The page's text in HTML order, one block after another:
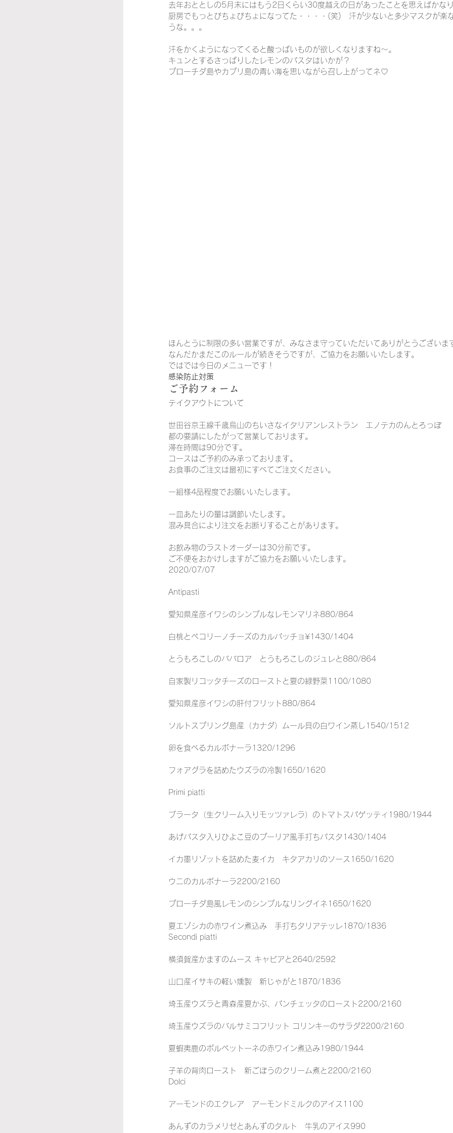
去年おととしの5月末にはもう2日くらい30度越えの日があったことを思えばかな
厨房でもっとびちょびちょになってた・・・・(笑)　汗が少ないと多少マスクが楽
うな。。。
汗をかくようになってくると酸っぱいものが欲しくなりますね～。
キュンとするさっぱりしたレモンのパスタはいかが？
プローチダ島やカプリ島の青い海を思いながら召し上がってネ♡
ほんとうに制限の多い営業ですが、みなさま守っていただいてありがとうございま
なんだかまだこのルールが続きそうですが、ご協力をお願いいたします。
ではでは今日のメニューです！
感染防止対策
ご予約フォーム
テイクアウトについて
世田谷京王線千歳烏山のちいさなイタリアンレストラン　エノテカのんとろっぽ
都の要請にしたがって営業しております。
滞在時間は90分です。
コースはご予約のみ承っております。
お食事のご注文は最初にすべてご注文ください。
一組様4品程度でお願いいたします。
一皿あたりの量は調節いたします。
混み具合により注文をお断りすることがあります。
お飲み物のラストオーダーは30分前です。
ご不便をおかけしますがご協力をお願いいたします。
2020/07/07
Antipasti
愛知県産彦イワシのシンプルなレモンマリネ880/864
白桃とペコリーノチーズのカルパッチョ¥1430/1404
とうもろこしのババロア　とうもろこしのジュレと880/864
自家製リコッタチーズのローストと夏の緑野菜1100/1080
愛知県産彦イワシの肝付フリット880/864
ソルトスプリング島産（カナダ）ムール貝の白ワイン蒸し1540/1512
卵を食べるカルボナーラ1320/1296
フォアグラを詰めたウズラの冷製1650/1620
Primi piatti
ブラータ（生クリーム入りモッツァレラ）のトマトスパゲッティ1980/1944
あげパスタ入りひよこ豆のプーリア風手打ちパスタ1430/1404
イカ墨リゾットを詰めた麦イカ　キタアカリのソース1650/1620
ウニのカルボナーラ2200/2160
プローチダ島風レモンのシンプルなリングイネ1650/1620
夏エゾシカの赤ワイン煮込み　手打ちタリアテッレ1870/1836
Secondi piatti
横須賀産かますのムース キャビアと2640/2592
山口産イサキの軽い燻製　新じゃがと1870/1836
埼玉産ウズラと青森産夏かぶ、パンチェッタのロースト2200/2160
埼玉産ウズラのバルサミコフリット コリンキーのサラダ2200/2160
夏蝦夷鹿のポルペットーネの赤ワイン煮込み1980/1944
子羊の背肉ロースト　新ごぼうのクリーム煮と2200/2160
Dolci
アーモンドのエクレア　アーモンドミルクのアイス1100
あんずのカラメリゼとあんずのタルト　牛乳のアイス990